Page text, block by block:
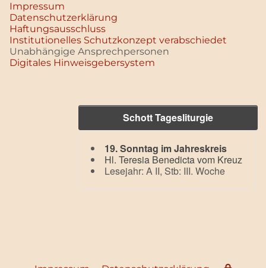
Impressum
Datenschutz­erklärung
Haftungsausschluss
Institutionelles Schutzkonzept verabschiedet
Unabhängige Ansprechpersonen
Digitales Hinweisgebersystem
Schott Tagesliturgie
19. Sonntag im Jahreskreis
Hl. Teresia Benedicta vom Kreuz
Lesejahr: A II, Stb: III. Woche